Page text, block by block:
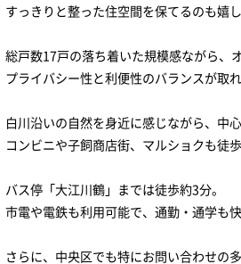
すっきりと整った住空間を保てるのも嬉
総戸数17戸の落ち着いた規模感ながら、
プライバシー性と利便性のバランスが取
白川沿いの自然を身近に感じながら、中
コンビニや子飼商店街、マルショクも徒
バス停「大江川鶴」までは徒歩約3分。
市電や電鉄も利用可能で、通勤・通学も快
さらに、中央区でも特にお問い合わせの